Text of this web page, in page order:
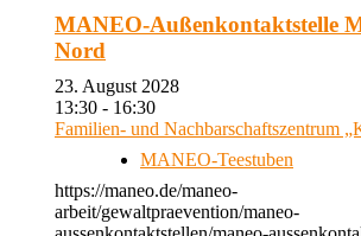
MANEO-Außenkontaktstelle
Nord
23. August 2028
13:30 - 16:30
Familien- und Nachbarschaftszentrum
MANEO-Teestuben
https://maneo.de/maneo-
arbeit/gewaltpraevention/maneo-